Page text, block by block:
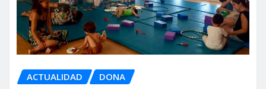
ACTUALIDAD DONA